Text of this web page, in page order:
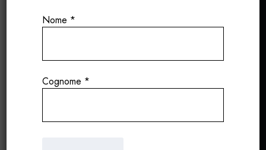
Maison Gautheron d’Anost
nuova annata 2023! Questa selezione accurata
questa eccezionale Maison, ora disponibili
alla nostra offerta qui sotto e prenotate subito la
Nome *
Cognome *